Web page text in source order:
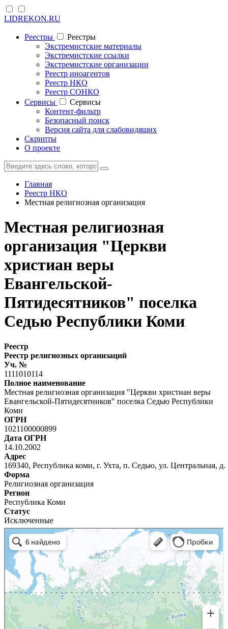
LIDREKON.RU
Реестры
Реестры
Экстремистские материалы
Экстремистские ссылки
Экстремистские организации
Реестр иноагентов
Реестр НКО
Реестр СОНКО
Cервисы
Cервисы
Контент-фильтр
Безопасный поиск
Версия сайта для слабовидящих
Скрипты
О проекте
Главная
Реестр НКО
Местная религиозная организация
Местная религиозная
организация "Церкви
христиан веры
Евангельской-
Пятидесятников" поселка
Седью Республики Коми
Реестр
Реестр религиозных организаций
Уч. №
1111010114
Полное наименование
Местная религиозная организация "Церкви христиан веры
Евангельской-Пятидесятников" поселка Седью Республики
Коми
ОГРН
1021100000899
Дата ОГРН
14.10.2002
Адрес
169340, Республика коми, г. Ухта, п. Седью, ул. Центральная, д.
Форма
Религиозная организация
Регион
Республика Коми
Статус
Исключенные